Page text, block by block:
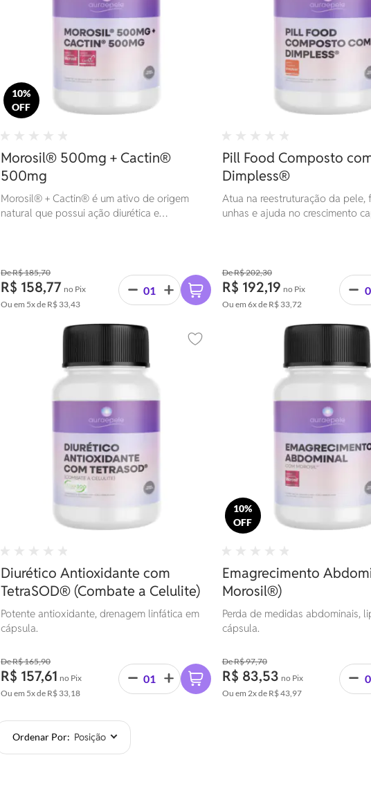
10%
OFF
Morosil® 500mg + Cactin®
500mg
Morosil® + Cactin® é um ativo de origem
natural que possui ação diurética e
R$ 185,70
R$ 158,77 no Pix
Ou em 5xde R$ 33,43
Pill Food Composto
Dimpless®
Atua na reestruturação da pele,
unhas e ajuda no crescimento
R$ 202,30
R$ 192,19 no Pix
Ou em 6xde R$ 33,72
Diurético Antioxidante com
TetraSOD® (Combate a Celulite)
Potente antioxidante, drenagem linfática em
cápsula.
Adicionar aos favoritos
R$ 165,90
R$ 157,61 no Pix
Ou em 5xde R$ 33,18
10%
OFF
Emagrecimento
Morosil®)
Perda de medidas abdominais,
cápsula.
R$ 97,70
R$ 83,53 no Pix
Ou em 2xde R$ 43,97
Ordenar Por